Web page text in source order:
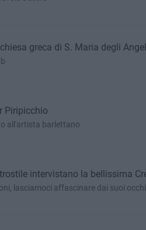
greca di S. Maria degli
Piripicchio
all'artista barlettano
intervistano la bellissima
lasciamoci affascinare dai suoi occhi